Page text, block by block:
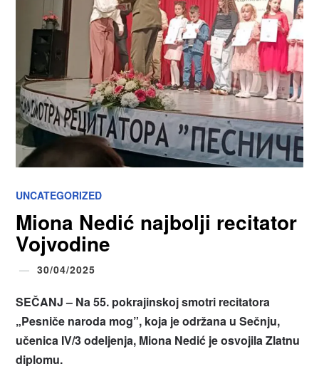
UNCATEGORIZED
Miona Nedić najbolji recitator
Vojvodine
30/04/2025
SEČANJ – Na 55. pokrajinskoj smotri recitatora
„Pesniče naroda mog”, koja je održana u Sečnju,
učenica IV/3 odeljenja, Miona Nedić je osvojila Zlatnu
diplomu.